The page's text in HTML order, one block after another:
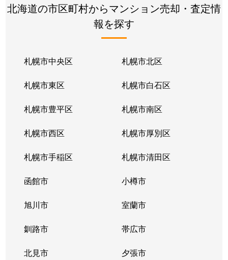
月寒東２条
2,500万円 福住
徒歩
2,800万円
月寒東２条
福住
月寒東２条
福住
月寒東３条
月寒中央
月寒東４条
月寒中央
月寒東４条
南郷7丁目
月寒東５条
南郷7丁目
豊平２条
東札幌
豊平２条
東札幌
豊平３条
学園前(札幌)
北海道の市区町村からマンション売却・査定情
報を探す
札幌市中央区 札幌市北区
札幌市東区 札幌市白石区
札幌市豊平区 札幌市南区
札幌市西区 札幌市厚別区
札幌市手稲区 札幌市清田区
函館市 小樽市
旭川市 室蘭市
釧路市 帯広市
北見市 夕張市